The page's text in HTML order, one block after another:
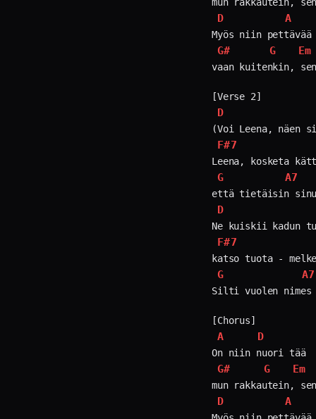
D A
Myös niin pettävää
G# G Em
vaan kuitenkin,
D
F#7
G A7
D
F#7
G A7
Silti vuolen nimes
A D
On niin nuori tää
G# G Em
D A